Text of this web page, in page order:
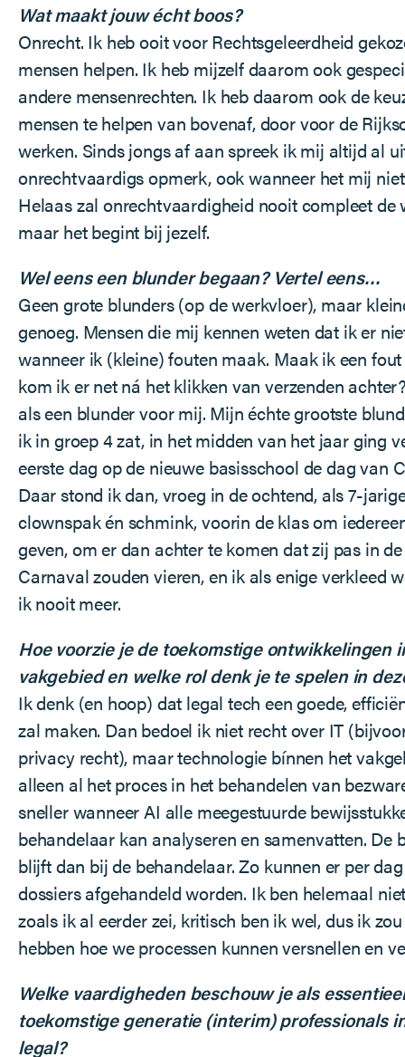
Wat maakt jouw écht boos?
Onrecht. Ik heb ooit voor Rechtsgeleerdheid
mensen helpen. Ik heb mijzelf daarom ook
andere mensenrechten. Ik heb daarom ook de
mensen te helpen van bovenaf, door voor de
werken. Sinds jongs af aan spreek ik mij altijd al
onrechtvaardigs opmerk, ook wanneer het mij
Helaas zal onrechtvaardigheid nooit compleet de
maar het begint bij jezelf.
Wel eens een blunder begaan? Vertel eens…
Geen grote blunders (op de werkvloer), maar
genoeg. Mensen die mij kennen weten dat ik er
wanneer ik (kleine) fouten maak. Maak ik een
kom ik er net ná het klikken van verzenden
als een blunder voor mij. Mijn échte grootste
ik in groep 4 zat, in het midden van het jaar ging
eerste dag op de nieuwe basisschool de dag van
Daar stond ik dan, vroeg in de ochtend, als 7-
clownspak én schmink, voorin de klas om
geven, om er dan achter te komen dat zij pas in
Carnaval zouden vieren, en ik als enige verkleed
ik nooit meer.
Hoe voorzie je de toekomstige ontwikkelingen
vakgebied en welke rol denk je te spelen in
Ik denk (en hoop) dat legal tech een goede,
zal maken. Dan bedoel ik niet recht over IT
privacy recht), maar technologie bínnen het
alleen al het proces in het behandelen van
sneller wanneer AI alle meegestuurde
behandelaar kan analyseren en samenvatten. De
blijft dan bij de behandelaar. Zo kunnen er per
dossiers afgehandeld worden. Ik ben helemaal
zoals ik al eerder zei, kritisch ben ik wel, dus ik
hebben hoe we processen kunnen versnellen en
Welke vaardigheden beschouw je als
toekomstige generatie (interim) professionals
legal?